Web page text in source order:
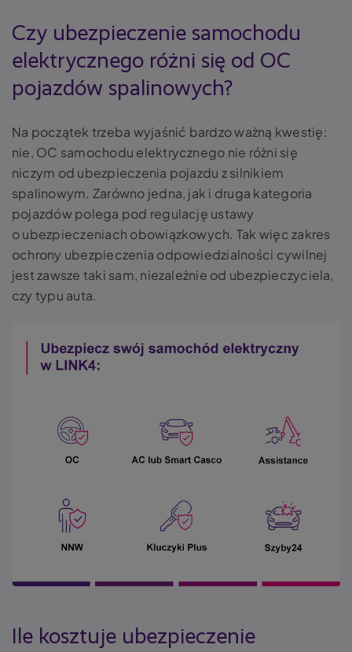
Czy ubezpieczenie samochodu
elektrycznego różni się od OC
pojazdów spalinowych?
Na początek trzeba wyjaśnić bardzo ważną kwestię:
nie, OC samochodu elektrycznego nie różni się
niczym od ubezpieczenia pojazdu z silnikiem
spalinowym. Zarówno jedna, jak i druga kategoria
pojazdów polega pod regulację ustawy
o ubezpieczeniach obowiązkowych. Tak więc zakres
ochrony ubezpieczenia odpowiedzialności cywilnej
jest zawsze taki sam, niezależnie od ubezpieczyciela,
czy typu auta.
Ile kosztuje ubezpieczenie